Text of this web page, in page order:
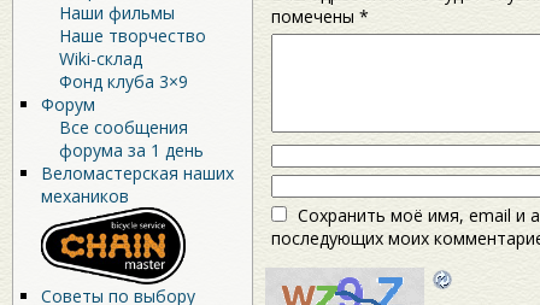
Наши фильмы
Наше творчество
Wiki-склад
Фонд клуба 3×9
Форум
Все сообщения
форума за 1 день
Веломастерская наших
механиков
Советы по выбору
помечены *
Сохранить моё имя, email и
последующих моих